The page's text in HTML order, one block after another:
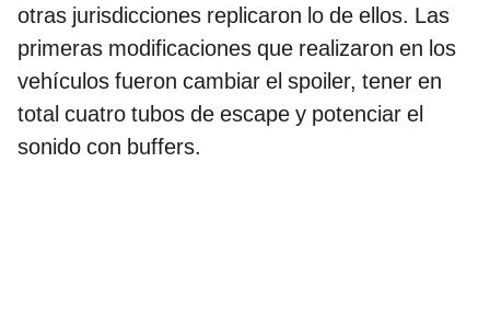
otras jurisdicciones replicaron lo de ellos. Las
primeras modificaciones que realizaron en los
vehículos fueron cambiar el spoiler, tener en
total cuatro tubos de escape y potenciar el
sonido con buffers.